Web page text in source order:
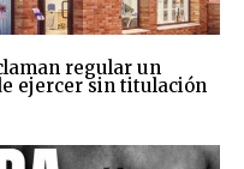
regular un
ejercer sin titulación